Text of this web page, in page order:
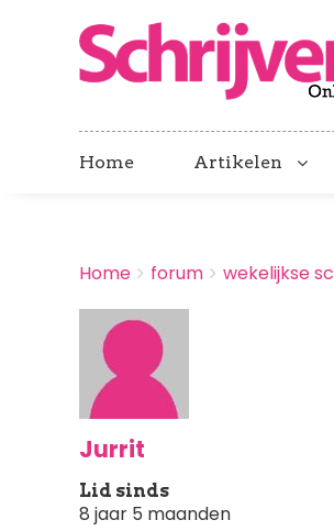
Home Artikelen
BREADCRUMBS
You
here:
Home forum wekelijkse
Jurrit
Lid sinds
8 jaar 5 maanden